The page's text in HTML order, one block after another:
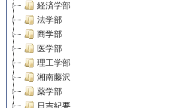
経済学部
法学部
商学部
医学部
理工学部
湘南藤沢
薬学部
日吉紀要